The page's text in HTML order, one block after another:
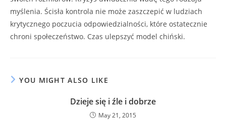
myślenia. Ścisła kontrola nie może zaszczepić w ludziach
krytycznego poczucia odpowiedzialności, które ostatecznie
chroni społeczeństwo. Czas ulepszyć model chiński.
YOU MIGHT ALSO LIKE
Dzieje się i źle i dobrze
May 21, 2015